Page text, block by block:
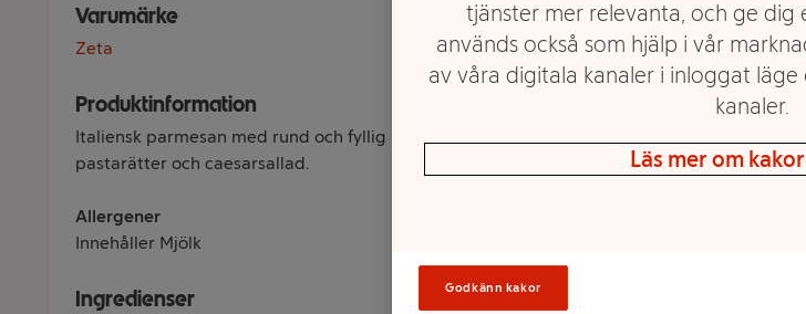
Varumärke
Zeta
Produktinformation
Italiensk parmesan med rund och fyllig karaktär. Passar att riva över gratänger,
pastarätter och caesarsallad.
Allergener
Innehåller Mjölk
Ingredienser
tjänster mer relevanta, och ge dig
används också som hjälp i vår
av våra digitala kanaler i inloggat läge
kanaler.
Läs mer om
Godkänn kakor